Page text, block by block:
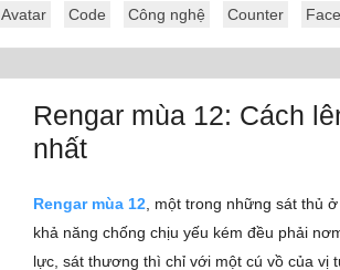
Avatar Code Công nghệ Counter
Rengar mùa 12: Cách
nhất
Rengar mùa 12 , một trong những sát thủ
khả năng chống chịu yếu kém đều phải
lực, sát thương thì chỉ với một cú vồ của vị